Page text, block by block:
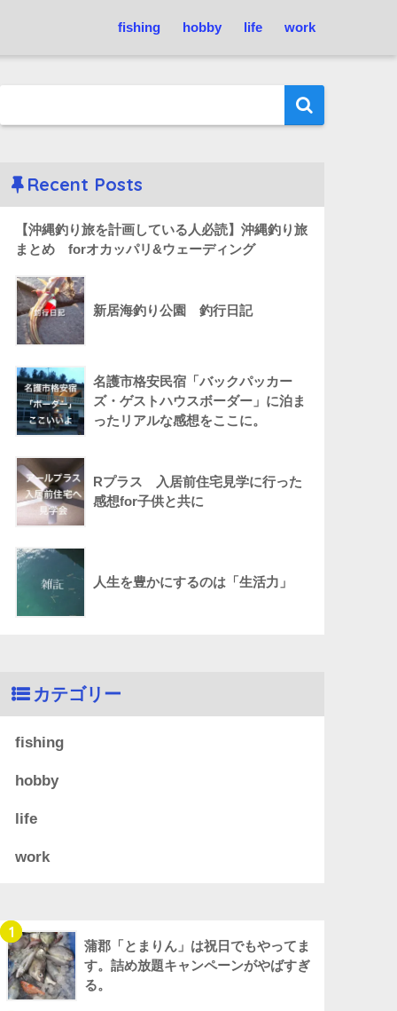
fishing hobby life work
Recent Posts
【沖縄釣り旅を計画している人必読】沖縄釣り旅
まとめ forオカッパリ&ウェーディング
新居海釣り公園 釣行日記
名護市格安民宿「バックパッカー
ズ・ゲストハウスボーダー」に泊ま
ったリアルな感想をここに。
Rプラス 入居前住宅見学に行った
感想for子供と共に
人生を豊かにするのは「生活力」
カテゴリー
fishing
hobby
life
work
1
蒲郡「とまりん」は祝日でもやってま
す。詰め放題キャンペーンがやばすぎ
る。